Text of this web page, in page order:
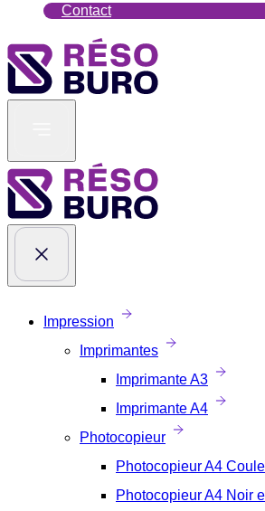
Contact
Impression
Imprimantes
Imprimante A3
Imprimante A4
Photocopieur
Photocopieur A4
Photocopieur A4 Noir